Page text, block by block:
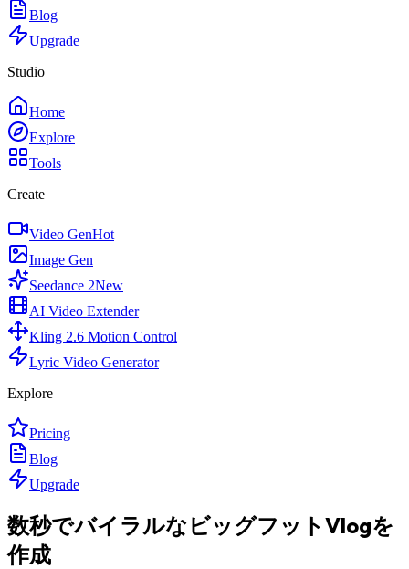
Blog
Upgrade
Studio
Home
Explore
Tools
Create
Video GenHot
Image Gen
Seedance 2New
AI Video Extender
Kling 2.6 Motion Control
Lyric Video Generator
Explore
Pricing
Blog
Upgrade
数秒でバイラルなビッグフットVlogを
作成